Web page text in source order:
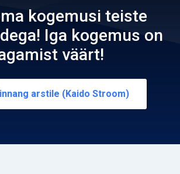
kogemusi teiste
Iga kogemus on
väärt!
arstile (Kaido Stroom)